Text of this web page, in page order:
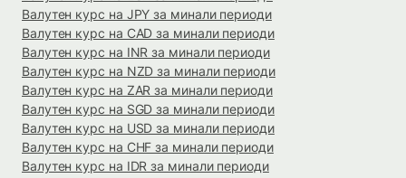
Валутен курс на JPY за минали периоди
Валутен курс на CAD за минали периоди
Валутен курс на INR за минали периоди
Валутен курс на NZD за минали периоди
Валутен курс на ZAR за минали периоди
Валутен курс на SGD за минали периоди
Валутен курс на USD за минали периоди
Валутен курс на CHF за минали периоди
Валутен курс на IDR за минали периоди